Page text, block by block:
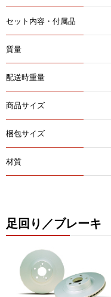
セット内容・付属品
質量
配送時重量
商品サイズ
梱包サイズ
材質
足回り／ブレーキ